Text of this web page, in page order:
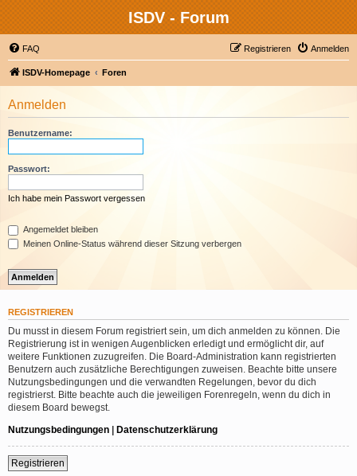
ISDV - Forum
FAQ Anmelden
Registrieren
ISDV-Homepage Foren
Anmelden
Benutzername:
Passwort:
Ich habe mein Passwort vergessen
Angemeldet bleiben
Meinen Online-Status während dieser Sitzung verbergen
REGISTRIEREN
Du musst in diesem Forum registriert sein, um dich anmelden zu können. Die
Registrierung ist in wenigen Augenblicken erledigt und ermöglicht dir, auf
weitere Funktionen zuzugreifen. Die Board-Administration kann registrierten
Benutzern auch zusätzliche Berechtigungen zuweisen. Beachte bitte unsere
Nutzungsbedingungen und die verwandten Regelungen, bevor du dich
registrierst. Bitte beachte auch die jeweiligen Forenregeln, wenn du dich in
diesem Board bewegst.
Nutzungsbedingungen | Datenschutzerklärung
Registrieren